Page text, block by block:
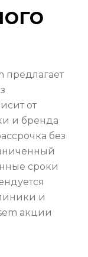
предлагает
от
и бренда
без
сроки
и
акции